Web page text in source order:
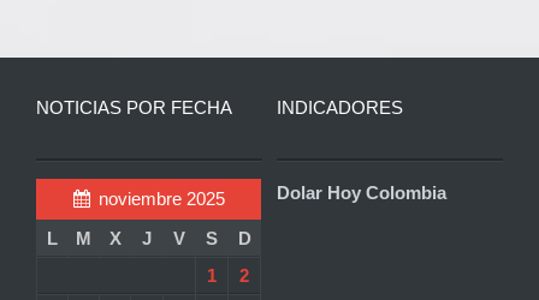
NOTICIAS POR FECHA
noviembre 2025
L
M X J V S
D
1
2
INDICADORES
Dolar Hoy Colombia